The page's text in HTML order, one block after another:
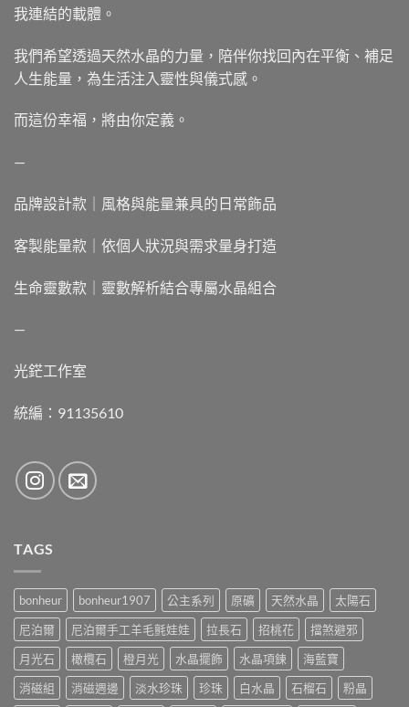
我連結的載體。
我們希望透過天然水晶的力量，陪伴你找回內在平衡、補足
人生能量，為生活注入靈性與儀式感。
而這份幸福，將由你定義。
—
品牌設計款｜風格與能量兼具的日常飾品
客製能量款｜依個人狀況與需求量身打造
生命靈數款｜靈數解析結合專屬水晶組合
—
光鋩工作室
統編：91135610
TAGS
bonheur bonheur1907 公主系列 原礦 天然水晶
太陽石
尼泊爾
尼泊爾手工羊毛氈娃娃 拉長石 招桃花
擋煞避邪
月光石
橄欖石 橙月光 水晶擺飾 水晶項鍊
海藍寶
消磁組
消磁週邊 淡水珍珠 珍珠 白水晶 石榴石 粉晶